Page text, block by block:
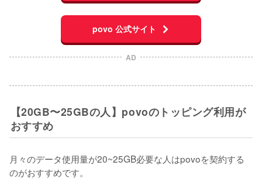
povo 公式サイト
AD
【20GB〜25GBの人】povoのトッピング利用が
おすすめ
月々のデータ使用量が20~25GB必要な人はpovoを契約する
のがおすすめです。